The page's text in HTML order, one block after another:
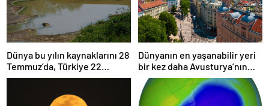
Dünya bu yılın kaynaklarını 28
Temmuz’da, Türkiye 22
Haziran’da tüketti
Dünyanın en yaşanabilir yeri
bir kez daha Avusturya’nın
başkenti Viyana oldu